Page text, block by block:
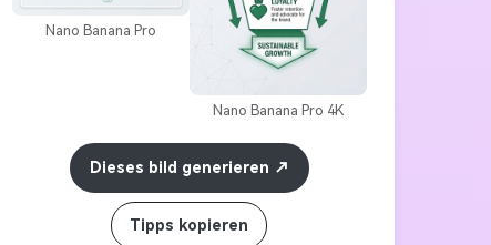
Nano Banana Pro
Nano Banana Pro 4K
Dieses bild generieren
Tipps kopieren